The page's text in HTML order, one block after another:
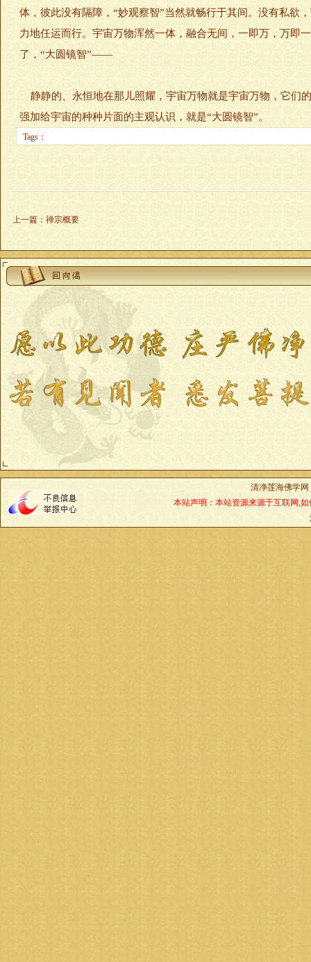
体，彼此没有隔障，“妙观察智”当然就畅行于其间。没有私欲
力地任运而行。宇宙万物浑然一体，融合无间，一即万，万即
了，“大圆镜智”——
静静的、永恒地在那儿照耀，宇宙万物就是宇宙万物，它们
强加给宇宙的种种片面的主观认识，就是“大圆镜智”。
Tags：
上一篇 ： 禅宗概要
清净莲海佛学网
本站声明：本站资源来源于互联网,